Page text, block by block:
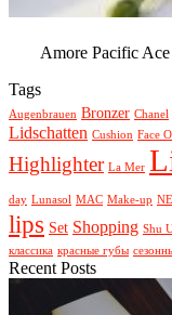
Amore Pacific
Tags
Augenbrauen Bronzer Chanel
Lidschatten Cushion Face
Highlighter La Mer
day Lunasol MAC Make-up
lips Set Shopping Shu
классика красные губы
Recent Posts